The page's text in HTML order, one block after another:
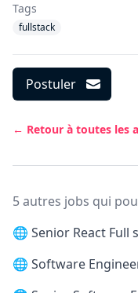
Tags
fullstack
Postuler
← Retour à toutes les
5 autres jobs qui
🌐 Senior React Full
🌐 Software